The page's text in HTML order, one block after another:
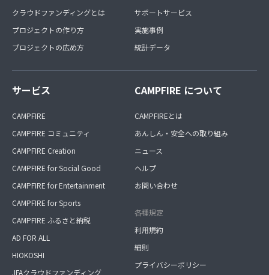
クラウドファンディングとは
プロジェクトの作り方
プロジェクトの広め方
サポートサービス
実施事例
統計データ
サービス
CAMPFIRE
CAMPFIRE コミュニティ
CAMPFIRE Creation
CAMPFIRE for Social Good
CAMPFIRE for Entertainment
CAMPFIRE for Sports
CAMPFIRE ふるさと納税
AD FOR ALL
HIOKOSHI
JFAクラウドファンディング
CAMPFIRE について
CAMPFIREとは
あんしん・安全への取り組み
ニュース
ヘルプ
お問い合わせ
各種規定
利用規約
細則
プライバシーポリシー